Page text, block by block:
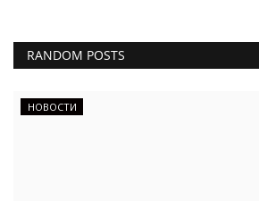
RANDOM POSTS
НОВОСТИ